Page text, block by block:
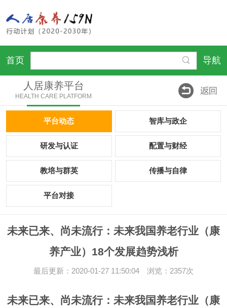
首页 导航
人居康养平台
HEALTH CARE PLATFORM
平台动态 智库与政企
研发与认证 配置与财经
教培与群英 传播与自律
平台对接
未来已来、尚未流行：未来我国养老行业（康
养产业）18个发展趋势浅析
最后更新：2020-01-27 11:50:04 浏览：2357次
未来已来、尚未流行：未来我国养老行业（康